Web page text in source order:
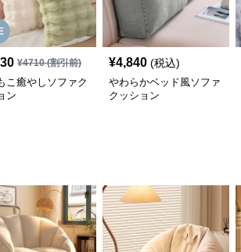
¥4710(割引前)
こ癒やしソファク
ン
¥4,840 (税込)
やわらかベッド風ソファ
クッション